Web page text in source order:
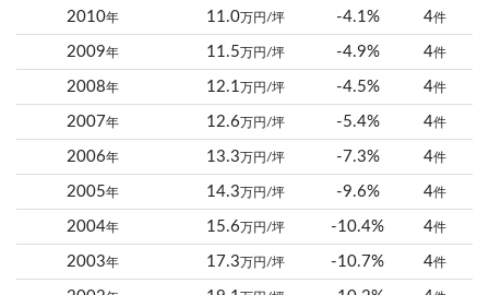
2010年 11.0万円/坪 -4.1% 4件
2009年 11.5 万円/坪 -4.9% 4件
2008年 12.1 万円/坪 -4.5% 4件
2007年 12.6 万円/坪 -5.4% 4件
2006年 13.3 万円/坪 -7.3% 4件
2005年 14.3 万円/坪 -9.6% 4件
2004年 15.6 万円/坪 -10.4% 4件
2003年 17.3 万円/坪 -10.7% 4件